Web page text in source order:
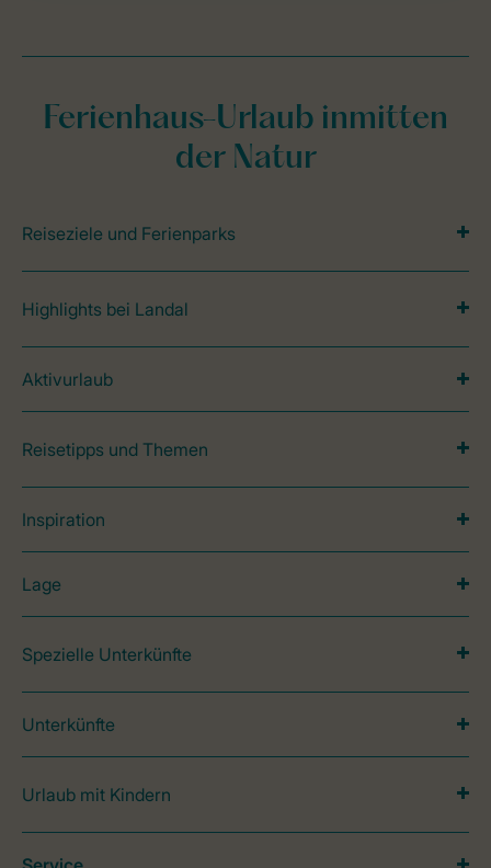
Ferienhaus-Urlaub inmitten
der Natur
Reiseziele und Ferienparks
Highlights bei Landal
Aktivurlaub
Reisetipps und Themen
Inspiration
Lage
Spezielle Unterkünfte
Unterkünfte
Urlaub mit Kindern